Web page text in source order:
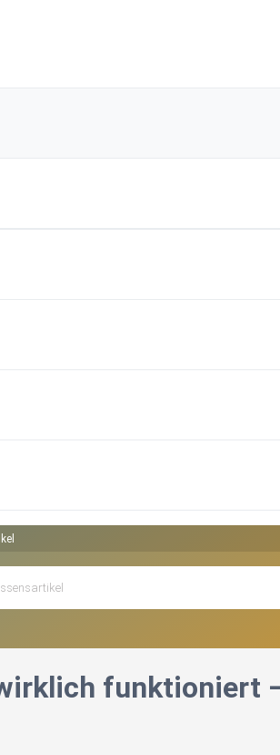
funktioniert